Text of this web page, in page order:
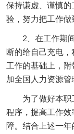
保持谦虚、谨慎
验，努力把工作做
2、在工作期间
断的给自己充电
工作的基础上，
加全国人力资源管
为了做好本职
程序，提高工作
障。结合上述一年